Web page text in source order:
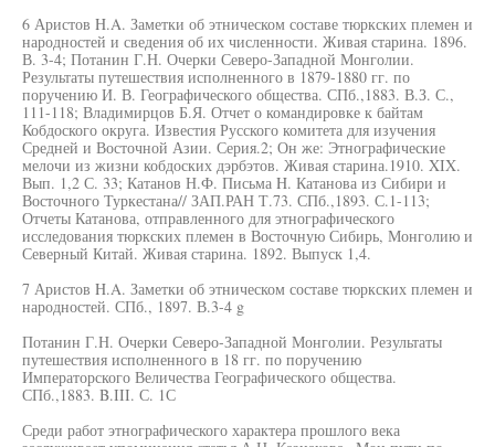
6 Аристов H.A. Заметки об этническом составе тюркских племен и
народностей и сведения об их численности. Живая старина. 1896.
В. 3-4; Потанин Г.Н. Очерки Северо-Западной Монголии.
Результаты путешествия исполненного в 1879-1880 гг. по
поручению И. В. Географического общества. СПб.,1883. В.З. С.,
111-118; Владимирцов Б.Я. Отчет о командировке к байтам
Кобдоского округа. Известия Русского комитета для изучения
Средней и Восточной Азии. Серия.2; Он же: Этнографические
мелочи из жизни кобдоских дэрбэтов. Живая старина.1910. XIX.
Вып. 1,2 С. 33; Катанов Н.Ф. Письма H. Катанова из Сибири и
Восточного Туркестана// ЗАП.РАН Т.73. СПб.,1893. С.1-113;
Отчеты Катанова, отправленного для этнографического
исследования тюркских племен в Восточную Сибирь, Монголию и
Северный Китай. Живая старина. 1892. Выпуск 1,4.
7 Аристов H.A. Заметки об этническом составе тюркских племен и
народностей. СПб., 1897. В.3-4 g
Потанин Г.Н. Очерки Северо-Западной Монголии. Результаты
путешествия исполненного в 18 гг. по поручению
Императорского Величества Географического общества.
СПб.,1883. B.III. С. 1С
Среди работ этнографического характера прошлого века